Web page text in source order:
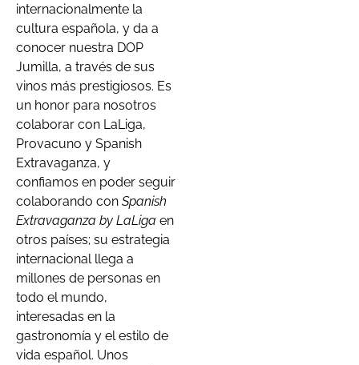
internacionalmente la
cultura española, y da a
conocer nuestra DOP
Jumilla, a través de sus
vinos más prestigiosos. Es
un honor para nosotros
colaborar con LaLiga,
Provacuno y Spanish
Extravaganza, y
confiamos en poder seguir
colaborando con Spanish
Extravaganza by LaLiga en
otros países; su estrategia
internacional llega a
millones de personas en
todo el mundo,
interesadas en la
gastronomía y el estilo de
vida español. Unos